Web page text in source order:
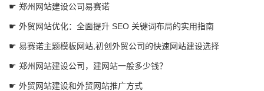
☛ 郑州网站建设公司易赛诺
☛ 外贸网站优化：全面提升 SEO 关键词布局的实用指南
☛ 易赛诺主题模板网站,初创外贸公司的快速网站建设选择
☛ 郑州网站建设公司，建网站一般多少钱？
☛ 外贸网站建设和外贸网站推广方式